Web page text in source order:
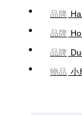
品牌
品牌
品牌
物品 小